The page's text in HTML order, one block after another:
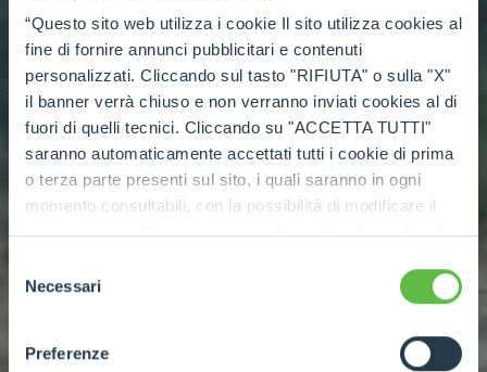
“Questo sito web utilizza i cookie Il sito utilizza cookies al
fine di fornire annunci pubblicitari e contenuti
personalizzati. Cliccando sul tasto "RIFIUTA" o sulla "X"
il banner verrà chiuso e non verranno inviati cookies al di
fuori di quelli tecnici. Cliccando su "ACCETTA TUTTI"
saranno automaticamente accettati tutti i cookie di prima
o terza parte presenti sul sito, i quali saranno in ogni
momento consultabili, con la possibilità di modificare il
consenso prestato per ogni singolo cookie. Come fare?
ogni pagina, selezionare "Modifichi il suo consenso" e
dell'informativa completa nel footer presente in ogni
pagina. Per esercitare i diritti riconosciuti all'interessato ai
delNecessari
Preferenze